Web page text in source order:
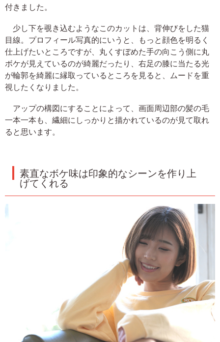
付きました。
少し下を覗き込むようなこのカットは、背伸びをした猫
目線。プロフィール写真的にいうと、もっと顔色を明るく
仕上げたいところですが、丸くすぼめた手の向こう側に丸
ボケが見えているのが綺麗だったり、右足の膝に当たる光
が輪郭を綺麗に縁取っているところを見ると、ムードを重
視したくなりました。
アップの構図にすることによって、画面周辺部の髪の毛
一本一本も、繊細にしっかりと描かれているのが見て取れ
ると思います。
素直なボケ味は印象的なシーンを作り上
げてくれる